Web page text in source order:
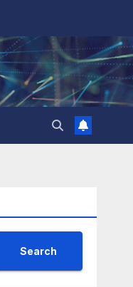
Search